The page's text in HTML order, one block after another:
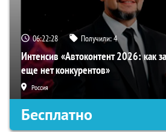
06:22:28 Получили:4
Интенсив «Автоконтент 2026: как
еще нет конкурентов»
Россия
Бесплатно